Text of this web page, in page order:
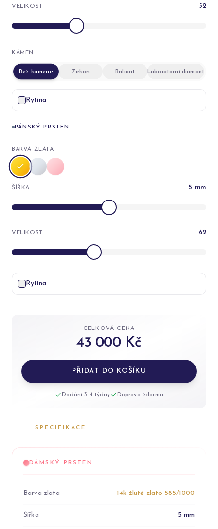
VELIKOST 52
KÁMEN
Bez kamene Zirkon Briliant Laboratorní diamant
Rytina
PÁNSKÝ PRSTEN
BARVA ZLATA
ŠÍŘKA 5 mm
VELIKOST 62
Rytina
CELKOVÁ CENA
43 000 Kč
PŘIDAT DO KOŠÍKU
Dodání 3-4 týdny Doprava zdarma
SPECIFIKACE
DÁMSKÝ PRSTEN
Barva zlata 14k žluté zlato 585/1000
Šířka 5 mm